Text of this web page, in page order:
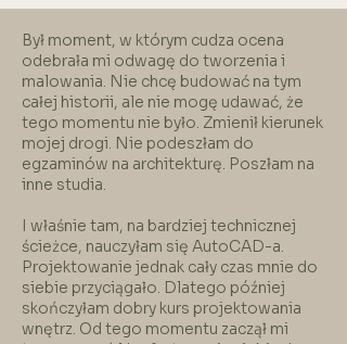
Był moment, w którym cudza ocena
odebrała mi odwagę do tworzenia i
malowania. Nie chcę budować na tym
całej historii, ale nie mogę udawać, że
tego momentu nie było. Zmienił kierunek
mojej drogi. Nie podeszłam do
egzaminów na architekturę. Poszłam na
inne studia.
I właśnie tam, na bardziej technicznej
ścieżce, nauczyłam się AutoCAD-a.
Projektowanie jednak cały czas mnie do
siebie przyciągało. Dlatego później
skończyłam dobry kurs projektowania
wnętrz. Od tego momentu zaczął mi